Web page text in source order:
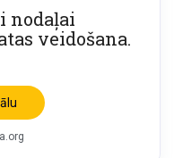
nodaļai
veidošana.